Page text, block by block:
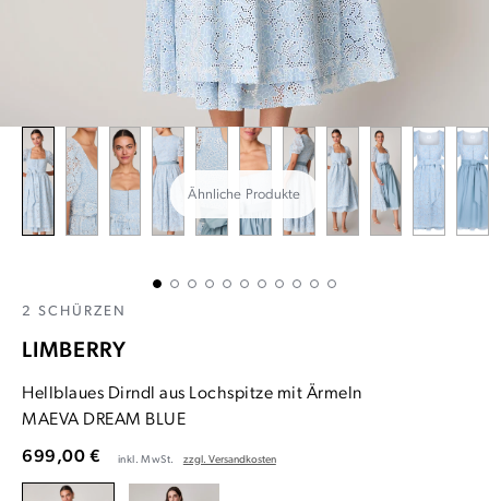
Ähnliche Produkte
2 SCHÜRZEN
LIMBERRY
Hellblaues Dirndl aus Lochspitze mit Ärmeln
MAEVA DREAM BLUE
699,00 € inkl. MwSt. zzgl. Versandkosten